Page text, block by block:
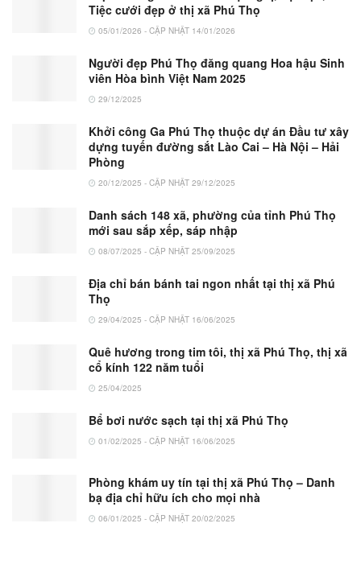
Tiệc cưới đẹp ở thị xã Phú Thọ
05/01/2026 - CẬP NHẬT 14/01/2026
Người đẹp Phú Thọ đăng quang Hoa hậu Sinh
viên Hòa bình Việt Nam 2025
29/12/2025
Khởi công Ga Phú Thọ thuộc dự án Đầu tư xây
dựng tuyến đường sắt Lào Cai – Hà Nội – Hải
Phòng
20/12/2025 - CẬP NHẬT 29/12/2025
Danh sách 148 xã, phường của tỉnh Phú Thọ
mới sau sắp xếp, sáp nhập
08/07/2025 - CẬP NHẬT 25/09/2025
Địa chỉ bán bánh tai ngon nhất tại thị xã Phú
Thọ
29/04/2025 - CẬP NHẬT 16/06/2025
Quê hương trong tim tôi, thị xã Phú Thọ, thị xã
cổ kính 122 năm tuổi
25/04/2025
Bể bơi nước sạch tại thị xã Phú Thọ
01/02/2025 - CẬP NHẬT 16/06/2025
Phòng khám uy tín tại thị xã Phú Thọ – Danh
bạ địa chỉ hữu ích cho mọi nhà
06/01/2025 - CẬP NHẬT 20/02/2025